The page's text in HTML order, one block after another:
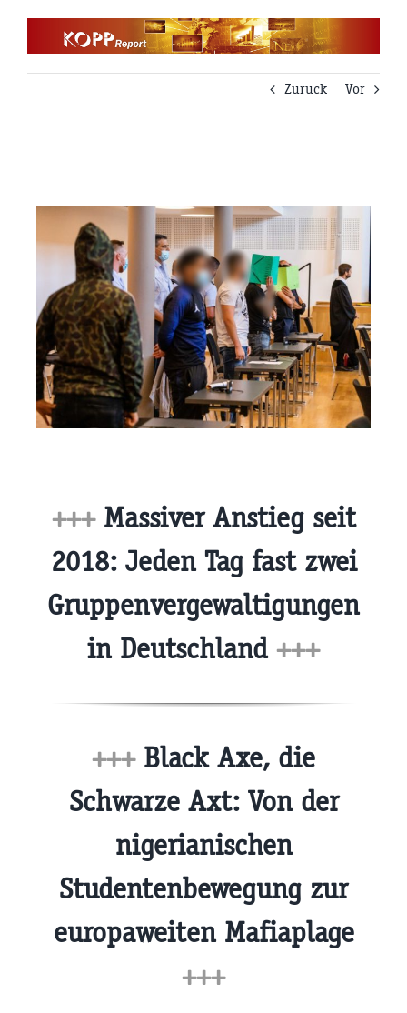
Zurück
Vor
+++Massiver Anstieg seit
2018: Jeden Tag fast zwei
Gruppenvergewaltigungen
in Deutschland +++
+++Black Axe, die
Schwarze Axt: Von der
nigerianischen
Studentenbewegung zur
europaweiten Mafiaplage
+++